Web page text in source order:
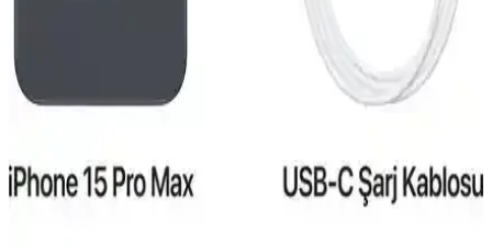
avantajlarıyla günlük ve profesyonel kullanımda fark yaratıyor.
Reeder S19 Max ve Pro Modellerinin Detaylı
Karşılaştırması 2023
ihtiyaçlarınıza daha uygun olduğunu öğrenin.
iPhone 15 Pro Taksit Seçenekleri ve Elektronik